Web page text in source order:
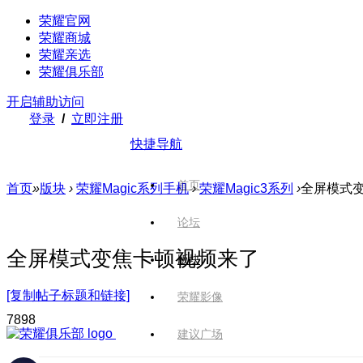
荣耀官网
荣耀商城
荣耀亲选
荣耀俱乐部
开启辅助访问
登录 / 立即注册
快捷导航
首页
论坛
版块
荣耀影像
建议广场
首页»版块 › 荣耀Magic系列手机 › 荣耀Magic3系列 ›全屏模式
全屏模式变焦卡顿视频来了
[复制帖子标题和链接]
7898